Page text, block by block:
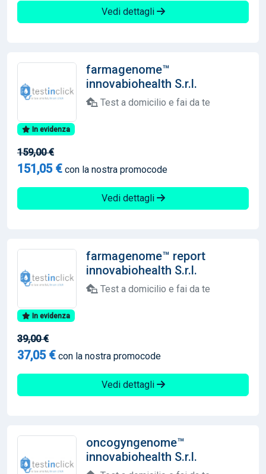
Vedi dettagli
farmagenome™
innovabiohealth S.r.l.
Test a domicilio e fai da te
In evidenza
159,00 €
151,05 € con la nostra promocode
Vedi dettagli
farmagenome™ report
innovabiohealth S.r.l.
Test a domicilio e fai da te
In evidenza
39,00 €
37,05 € con la nostra promocode
Vedi dettagli
oncogyngenome™
innovabiohealth S.r.l.